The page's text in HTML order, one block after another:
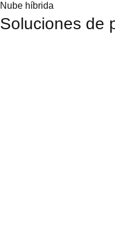
Nube híbrida
Soluciones de